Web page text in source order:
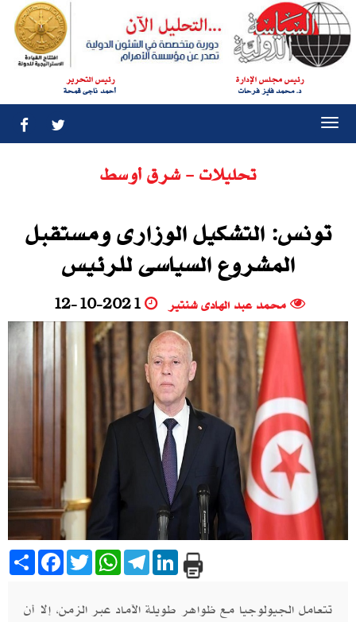
رئيس مجلس الإدارة
د. محمد فايز فرحات
رئيس التحرير
أحمد ناجى قمحة
تحليلات - شرق أوسط
تونس: التشكيل الوزارى ومستقبل
المشروع السياسى للرئيس
محمد عبد الهادى شنتير 12-10-2021
Share Facebook
TwitterWhatsAppTelegramLinkedIn
تتعامل الجيولوجيا مع ظواهر طويلة الآماد عبر الزمن، إلا أن